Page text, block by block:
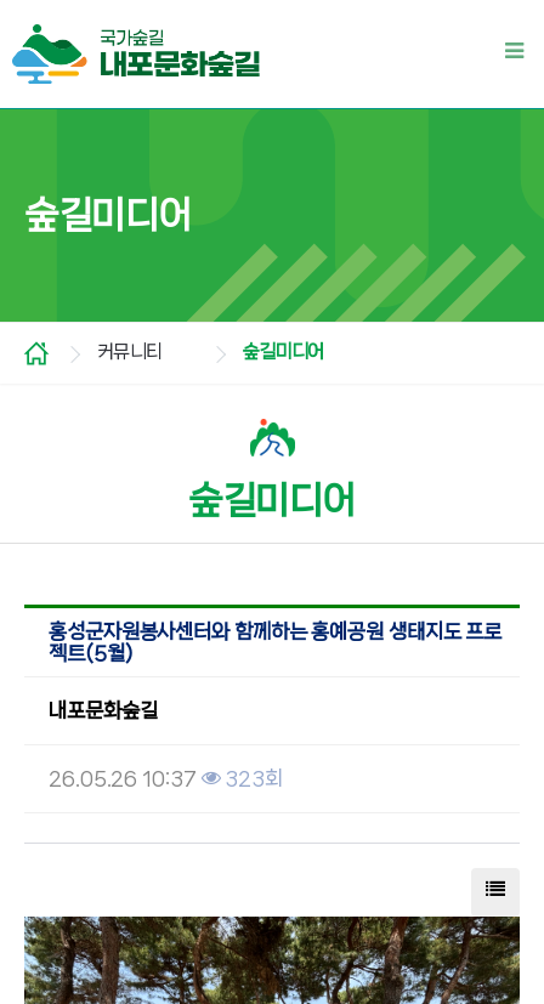
숲길미디어
커뮤니티 숲길미디어
숲길미디어
홍성군자원봉사센터와 함께하는 홍예공원 생태지도 프로
젝트(5월)
내포문화숲길
26.05.26 10:37 323회